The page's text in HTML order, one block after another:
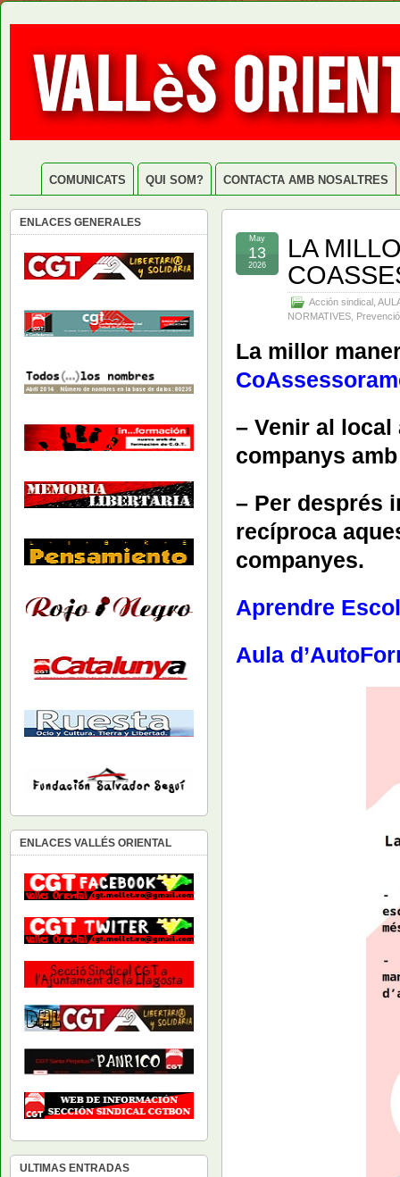
COMUNICATS QUI SOM? CONTACTA AMB NOSALTRES
LA
Acción sindical
NORMATIVES
May
13
2026
La millor
– Venir al
companys
– Per després
recíproca
companyes.
Aprendre
Aula
ENLACES GENERALES
ENLACES VALLÉS ORIENTAL
ULTIMAS ENTRADAS